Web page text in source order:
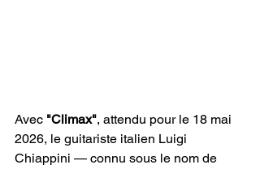
Avec "Climax", attendu pour le 18 mai
2026, le guitariste italien Luigi
Chiappini — connu sous le nom de